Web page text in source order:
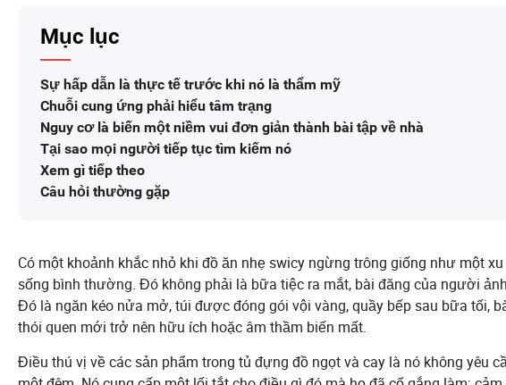
Mục lục
Sự hấp dẫn là thực tế trước khi nó là thẩm mỹ
Chuỗi cung ứng phải hiểu tâm trạng
Nguy cơ là biến một niềm vui đơn giản thành bài tập về nhà
Tại sao mọi người tiếp tục tìm kiếm nó
Xem gì tiếp theo
Câu hỏi thường gặp
Có một khoảnh khắc nhỏ khi đồ ăn nhẹ swicy ngừng trông giống như một
sống bình thường. Đó không phải là bữa tiệc ra mắt, bài đăng của người
Đó là ngăn kéo nửa mở, túi được đóng gói vội vàng, quầy bếp sau bữa tối,
thói quen mới trở nên hữu ích hoặc âm thầm biến mất.
Điều thú vị về các sản phẩm trong tủ đựng đồ ngọt và cay là nó không yêu